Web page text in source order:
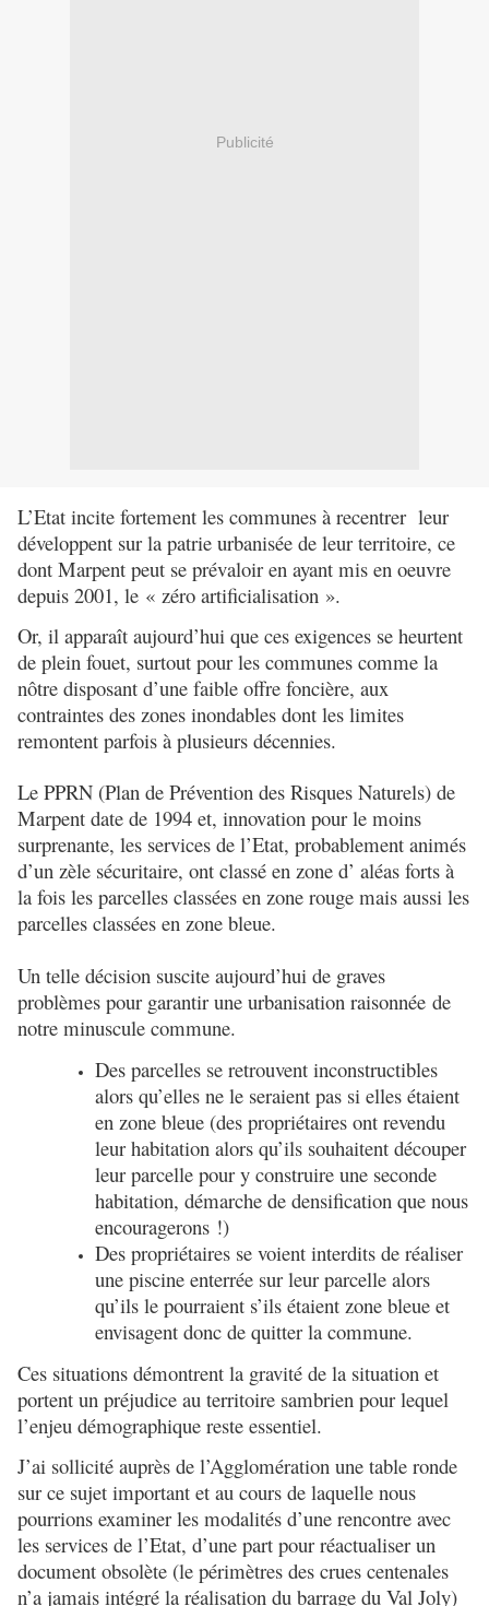
Publicité
L’Etat incite fortement les communes à recentrer leur
développent sur la patrie urbanisée de leur territoire, ce
dont Marpent peut se prévaloir en ayant mis en oeuvre
depuis 2001, le « zéro artificialisation ».
Or, il apparaît aujourd’hui que ces exigences se heurtent
de plein fouet, surtout pour les communes comme la
nôtre disposant d’une faible offre foncière, aux
contraintes des zones inondables dont les limites
remontent parfois à plusieurs décennies.
Le PPRN (Plan de Prévention des Risques Naturels) de
Marpent date de 1994 et, innovation pour le moins
surprenante, les services de l’Etat, probablement animés
d’un zèle sécuritaire, ont classé en zone d’ aléas forts à
la fois les parcelles classées en zone rouge mais aussi les
parcelles classées en zone bleue.
Un telle décision suscite aujourd’hui de graves
problèmes pour garantir une urbanisation raisonnée de
notre minuscule commune.
Des parcelles se retrouvent inconstructibles
alors qu’elles ne le seraient pas si elles étaient
en zone bleue (des propriétaires ont revendu
leur habitation alors qu’ils souhaitent découper
leur parcelle pour y construire une seconde
habitation, démarche de densification que nous
encouragerons !)
Des propriétaires se voient interdits de réaliser
une piscine enterrée sur leur parcelle alors
qu’ils le pourraient s’ils étaient zone bleue et
envisagent donc de quitter la commune.
Ces situations démontrent la gravité de la situation et
portent un préjudice au territoire sambrien pour lequel
l’enjeu démographique reste essentiel.
J’ai sollicité auprès de l’Agglomération une table ronde
sur ce sujet important et au cours de laquelle nous
pourrions examiner les modalités d’une rencontre avec
les services de l’Etat, d’une part pour réactualiser un
document obsolète (le périmètres des crues centenales
n’a jamais intégré la réalisation du barrage du Val Joly)